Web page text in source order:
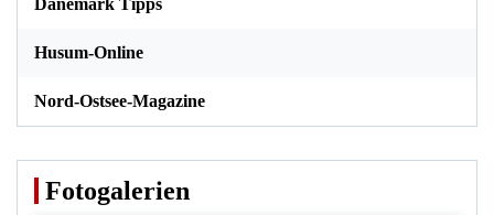
Dänemark Tipps
Husum-Online
Nord-Ostsee-Magazine
Fotogalerien